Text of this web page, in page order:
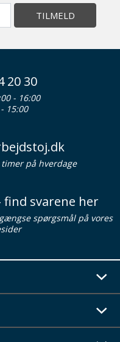
TILMELD
20 30
- 16:00
15:00
på hverdage
find svarene her
spørgsmål på vores